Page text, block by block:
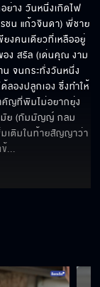
ใช้หนี้
นตอนแรก
จะกลายเป็นความรัก
าง วันหนึ่งเกิดไฟ
รชน แก้วจินดา) พี่ชาย
งคนเดียวที่เหลืออยู่
ง สรัล (เด่นคุณ งาม
จนกระทั่งวันหนึ่ง
องปลูกเอง ซึ่งทำให้
คัญที่พิมไม่อยากยุ่ง
มัย (กัมมัญญ์ กลม
มเติมในท้ายสัญญาว่า
...